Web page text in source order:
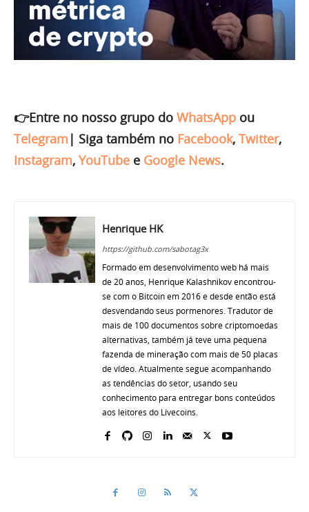
👉Entre no nosso grupo do WhatsApp ou
Telegram | Siga também no Facebook, Twitter,
Instagram, YouTube e Google News.
Henrique HK
https://github.com/sabotag3x
Formado em desenvolvimento web há mais
de 20 anos, Henrique Kalashnikov encontrou-
se com o Bitcoin em 2016 e desde então está
desvendando seus pormenores. Tradutor de
mais de 100 documentos sobre criptomoedas
alternativas, também já teve uma pequena
fazenda de mineração com mais de 50 placas
de vídeo. Atualmente segue acompanhando
as tendências do setor, usando seu
conhecimento para entregar bons conteúdos
aos leitores do Livecoins.